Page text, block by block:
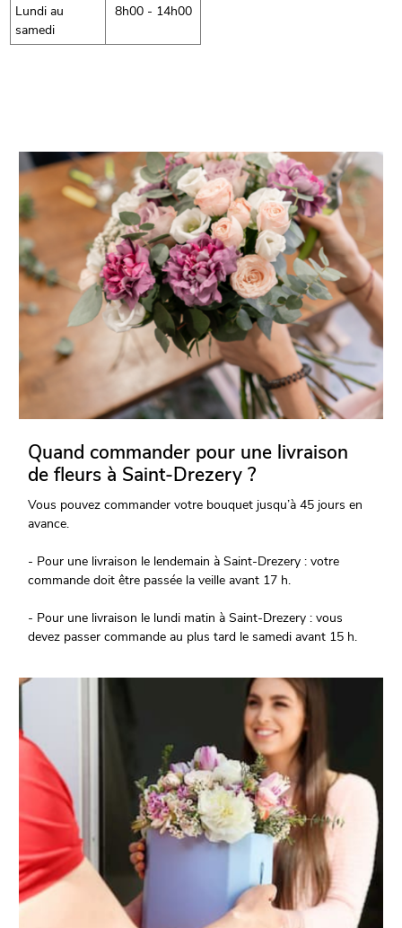
Lundi au
samedi
8h00 - 14h00
Quand commander pour une livraison
de fleurs à Saint-Drezery ?
Vous pouvez commander votre bouquet jusqu’à 45 jours en
avance.
- Pour une livraison le lendemain à Saint-Drezery : votre
commande doit être passée la veille avant 17 h.
- Pour une livraison le lundi matin à Saint-Drezery : vous
devez passer commande au plus tard le samedi avant 15 h.